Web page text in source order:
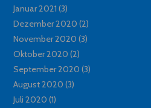
Januar 2021 (3)
Dezember 2020 (2)
November 2020 (3)
Oktober 2020 (2)
September 2020 (3)
August 2020 (3)
Juli 2020 (1)